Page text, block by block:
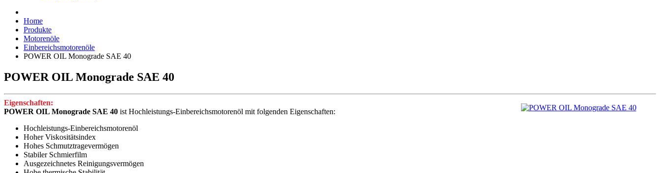
Home
Produkte
Motorenöle
Einbereichsmotorenöle
POWER OIL Monograde SAE 40
POWER OIL Monograde SAE 40
Eigenschaften:
POWER OIL Monograde SAE 40 ist Hochleistungs-Einbereichsmotorenöl mit folgenden Eigenschaften:
Hochleistungs-Einbereichsmotorenöl
Hoher Viskositätsindex
Hohes Schmutztragevermögen
Stabiler Schmierfilm
Ausgezeichnetes Reinigungsvermögen